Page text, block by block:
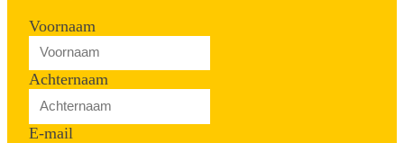
Voornaam
Achternaam
E-mail